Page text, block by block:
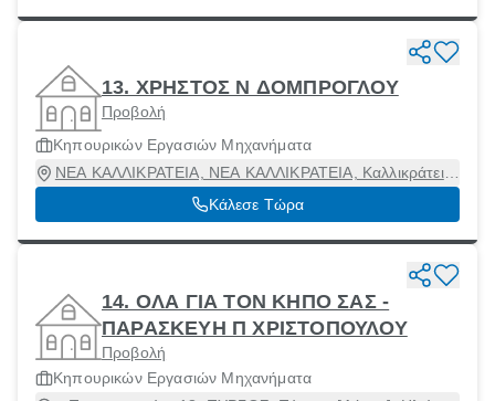
13. ΧΡΗΣΤΟΣ Ν ΔΟΜΠΡΟΓΛΟΥ
Προβολή
Κηπουρικών Εργασιών Μηχανήματα
ΝΕΑ ΚΑΛΛΙΚΡΑΤΕΙΑ, ΝΕΑ ΚΑΛΛΙΚΡΑΤΕΙΑ, Καλλικράτεια,
Χαλκιδική, 63080
Κάλεσε Τώρα
14. ΟΛΑ ΓΙΑ ΤΟΝ ΚΗΠΟ ΣΑΣ -
ΠΑΡΑΣΚΕΥΗ Π ΧΡΙΣΤΟΠΟΥΛΟΥ
Προβολή
Κηπουρικών Εργασιών Μηχανήματα